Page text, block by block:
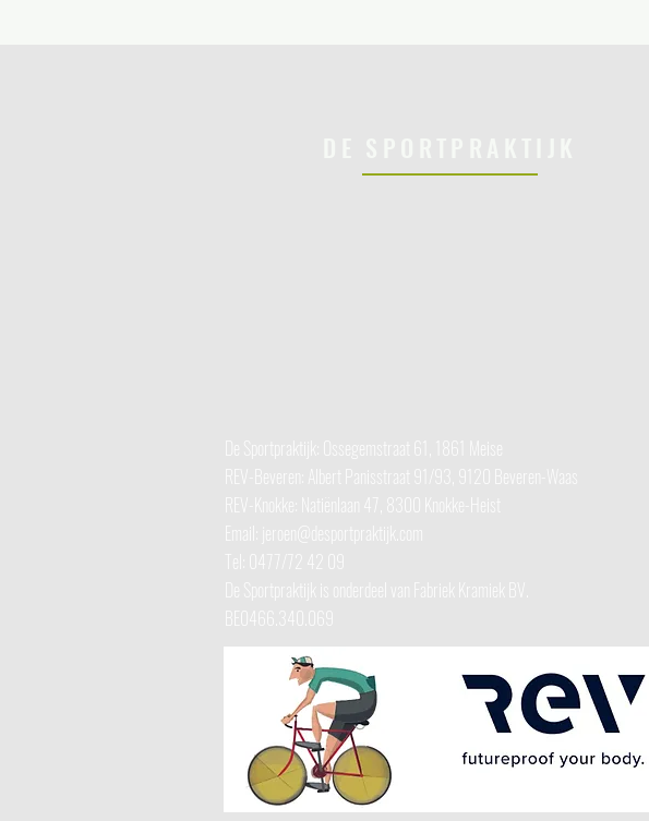
De Sportpraktijk: Ossegemstraat 61, 1861 Meise
REV-Beveren: Albert Panisstraat 91/93, 9120 Beveren-Waas
REV-Knokke:
Natiënlaan 47, 8300 Knokke-Heist
jeroen@desportpraktijk.com
Tel: 0477/72 42 09
De Sportpraktijk is onderdeel van Fabriek Kramiek BV.
BE0466.340.069